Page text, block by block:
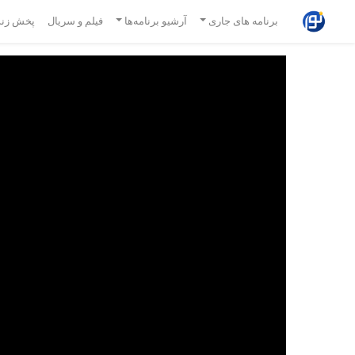
برنامه های جاری آرشیو برنامه‌ها فیلم و سریال پخش